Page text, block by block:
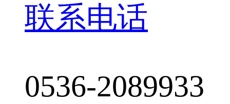
联系电话
0536-2089933